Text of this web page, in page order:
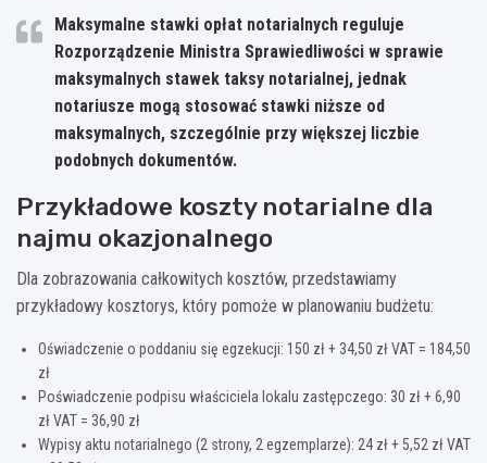
Maksymalne stawki opłat notarialnych reguluje
Rozporządzenie Ministra Sprawiedliwości w sprawie
maksymalnych stawek taksy notarialnej, jednak
notariusze mogą stosować stawki niższe od
maksymalnych, szczególnie przy większej liczbie
podobnych dokumentów.
Przykładowe koszty notarialne dla
najmu okazjonalnego
Dla zobrazowania całkowitych kosztów, przedstawiamy
przykładowy kosztorys, który pomoże w planowaniu budżetu:
Oświadczenie o poddaniu się egzekucji: 150 zł + 34,50 zł VAT = 184,50
zł
Poświadczenie podpisu właściciela lokalu zastępczego: 30 zł + 6,90
zł VAT = 36,90 zł
Wypisy aktu notarialnego (2 strony, 2 egzemplarze): 24 zł + 5,52 zł VAT